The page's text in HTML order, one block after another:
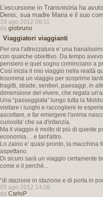
L’escursione in Transnistria ha
Denis, sua madre Maria e il suo
19 ago 2012 08:11
da giobruno
Viaggiatori viaggianti
Per ora l'attrezzatura e' una
con qualche obiettivo. Da tempo
pensiero e quel sogno cominciano a
Così inizia il mio viaggio nella realtà
Insomma un viaggio per scoprirne
tragitti, strade, sentieri, paesaggi, in
dimensione del vivere, che regala
Una “passeggiata” lungo tutta la
visitare i luoghi e raccogliere le
ascoltare, e far emergere l'anima
curiosita' che sa d'infanzia.
Ma il viaggio è molto di più di queste
economia… e tant'altro.
Lo zaino e' quasi pronto, la macchina
aspettano.
Di sicuro sarà un viaggio certamente
come e il perché...
“di stazione in stazione e di porta in
05 ago 2012 14:08
da CarloP